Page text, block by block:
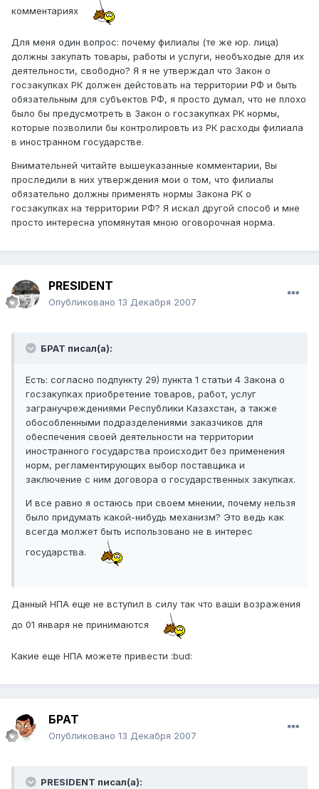
комментариях
Для меня один вопрос: почему филиалы (те же юр. лица)
должны закупать товары, работы и услуги, необъходые для их
деятельности, свободно? Я я не утверждал что Закон о
госзакупках РК должен дейстовать на территории РФ и быть
обязательным для субъектов РФ, я просто думал, что не плохо
было бы предусмотреть в Закон о госзакупках РК нормы,
которые позволили бы контролировть из РК расходы филиала
в иностранном государстве.
Внимательней читайте вышеуказанные комментарии, Вы
проследили в них утверждения мои о том, что филиалы
обязательно должны применять нормы Закона РК о
госзакупках на территории РФ? Я искал другой способ и мне
просто интересна упомянутая мною оговорочная норма.
PRESIDENT
Опубликовано 13 Декабря 2007
БРАТ писал(а):
Есть: согласно подпункту 29) пункта 1 статьи 4 Закона о
госзакупках приобретение товаров, работ, услуг
загранучреждениями Республики Казахстан, а также
обособленными подразделениями заказчиков для
обеспечения своей деятельности на территории
иностранного государства происходит без применения
норм, регламентирующих выбор поставщика и
заключение с ним договора о государственных закупках.
И все равно я остаюсь при своем мнении, почему нельзя
было придумать какой-нибудь механизм? Это ведь как
всегда молжет быть использовано не в интерес
государства.
Данный НПА еще не вступил в силу так что ваши возражения
до 01 января не принимаются
Какие еще НПА можете привести :bud:
БРАТ
Опубликовано 13 Декабря 2007
PRESIDENT писал(а):